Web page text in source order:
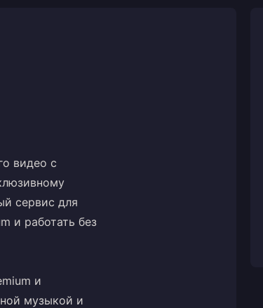
видео с
сервис для
и работать без
и
музыкой и